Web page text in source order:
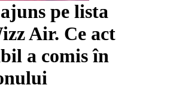
pe lista
Air. Ce act
a comis în